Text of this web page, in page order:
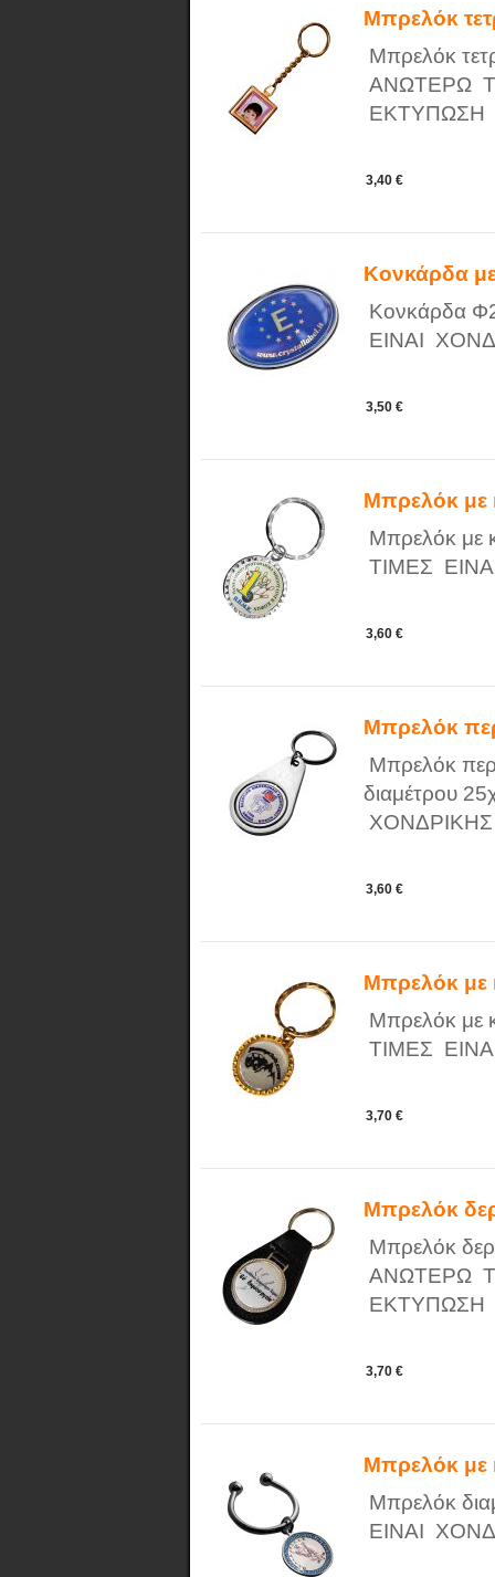
Μπρελόκ
Μπρελόκ
ΑΝΩΤΕΡΩ
ΕΚΤΥΠΩΣΗ
3,40 €
Κονκάρδα
Κονκάρδα
ΕΙΝΑΙ
3,50 €
Μπρελόκ με
Μπρελόκ με
ΤΙΜΕΣ
3,60 €
Μπρελόκ
Μπρελόκ
διαμέτρου
3,60 €
Μπρελόκ με
Μπρελόκ με
ΤΙΜΕΣ
3,70 €
Μπρελόκ
Μπρελόκ
ΑΝΩΤΕΡΩ
ΕΚΤΥΠΩΣΗ
3,70 €
Μπρελόκ με
Μπρελόκ
ΕΙΝΑΙ